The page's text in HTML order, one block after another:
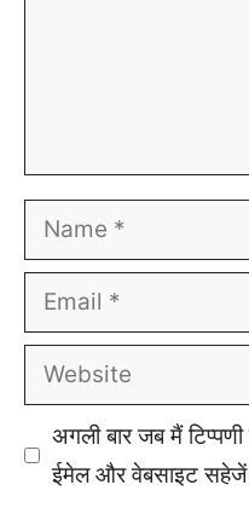
Name
Email
Website
अगली बार जब मैं
ईमेल और वेबसाइट